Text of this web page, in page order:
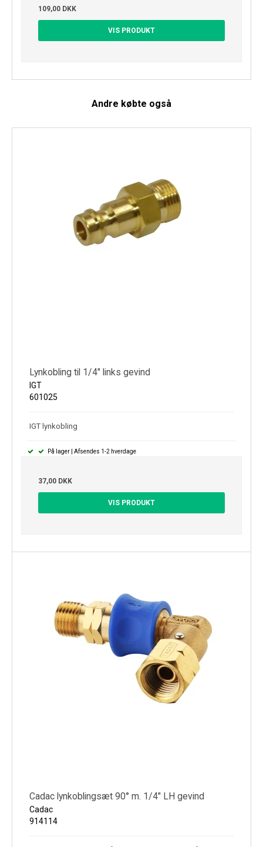
109,00 DKK
VIS PRODUKT
Andre købte også
Lynkobling til 1/4" links gevind
IGT
601025
IGT lynkobling
På lager | Afsendes 1-2 hverdage
37,00 DKK
VIS PRODUKT
Cadac lynkoblingsæt 90° m. 1/4" LH gevind
Cadac
914114